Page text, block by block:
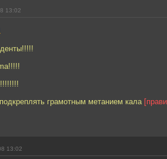
13:02
грамотным метанием кала
13:02